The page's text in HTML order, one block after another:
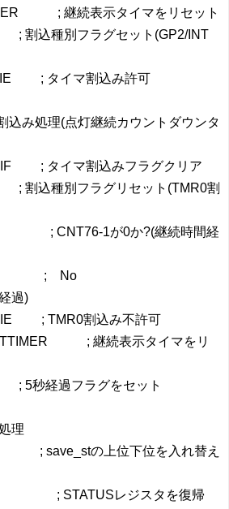
; 継続表示タイマをリセット
込種別フラグセット(GP2/INT
; タイマ割込み許可
処理(点灯継続カウントダウンタ
; タイマ割込みフラグクリア
込種別フラグリセット(TMR0割
; CNT76-1が0か?(継続時間経
; No
過)
; TMR0割込み不許可
; 継続表示タイマをリ
経過フラグをセット
理
; save_stの上位下位を入れ替え
; STATUSレジスタを復帰